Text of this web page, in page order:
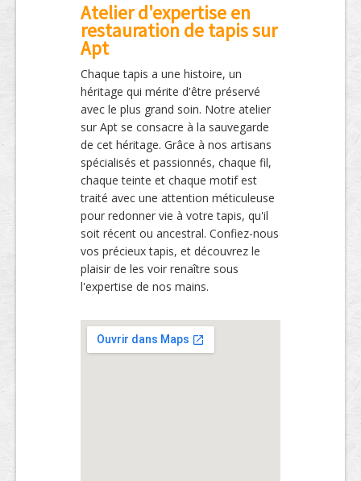
Atelier d'expertise en
restauration de tapis sur
Apt
Chaque tapis a une histoire, un
héritage qui mérite d'être préservé
avec le plus grand soin. Notre atelier
sur Apt se consacre à la sauvegarde
de cet héritage. Grâce à nos artisans
spécialisés et passionnés, chaque fil,
chaque teinte et chaque motif est
traité avec une attention méticuleuse
pour redonner vie à votre tapis, qu'il
soit récent ou ancestral. Confiez-nous
vos précieux tapis, et découvrez le
plaisir de les voir renaître sous
l'expertise de nos mains.